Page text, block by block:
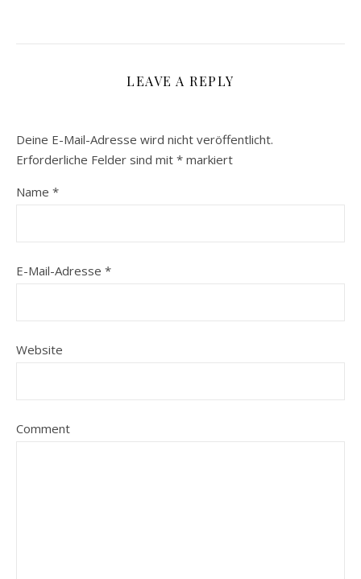
LEAVE A REPLY
Deine E-Mail-Adresse wird nicht veröffentlicht.
Erforderliche Felder sind mit * markiert
Name *
E-Mail-Adresse *
Website
Comment